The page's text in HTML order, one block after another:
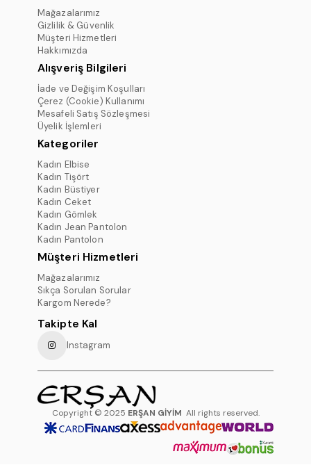
Mağazalarımız
Gizlilik & Güvenlik
Müşteri Hizmetleri
Hakkımızda
Alışveriş Bilgileri
İade ve Değişim Koşulları
Çerez (Cookie) Kullanımı
Mesafeli Satış Sözleşmesi
Üyelik İşlemleri
Kategoriler
Kadın Elbise
Kadın Tişört
Kadın Büstiyer
Kadın Ceket
Kadın Gömlek
Kadın Jean Pantolon
Kadın Pantolon
Müşteri Hizmetleri
Mağazalarımız
Sıkça Sorulan Sorular
Kargom Nerede?
Takipte Kal
Instagram
Copyright © 2025 ERŞAN GİYİM All rights reserved.